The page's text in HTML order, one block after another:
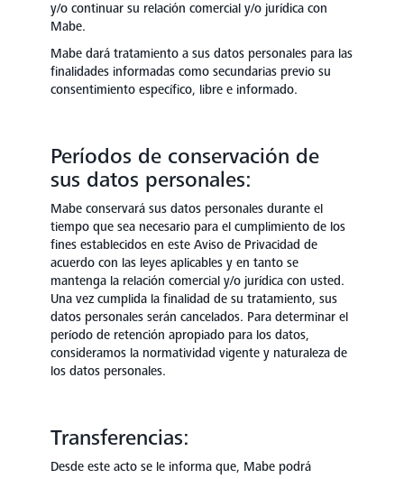
y/o continuar su relación comercial y/o jurídica con
Mabe.
Mabe dará tratamiento a sus datos personales para las
finalidades informadas como secundarias previo su
consentimiento específico, libre e informado.
Períodos de conservación de
sus datos personales:
Mabe conservará sus datos personales durante el
tiempo que sea necesario para el cumplimiento de los
fines establecidos en este Aviso de Privacidad de
acuerdo con las leyes aplicables y en tanto se
mantenga la relación comercial y/o jurídica con usted.
Una vez cumplida la finalidad de su tratamiento, sus
datos personales serán cancelados. Para determinar el
período de retención apropiado para los datos,
consideramos la normatividad vigente y naturaleza de
los datos personales.
Transferencias:
Desde este acto se le informa que, Mabe podrá